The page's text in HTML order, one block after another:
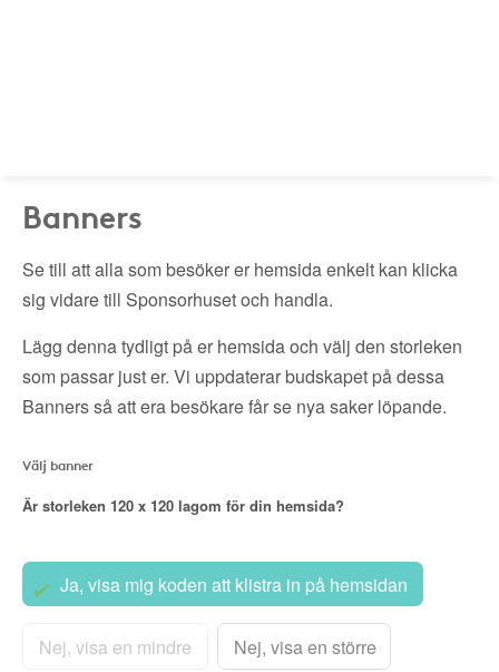
Banners
Se till att alla som besöker er hemsida enkelt kan klicka
sig vidare till Sponsorhuset och handla.
Lägg denna tydligt på er hemsida och välj den storleken
som passar just er. Vi uppdaterar budskapet på dessa
Banners så att era besökare får se nya saker löpande.
Välj banner
Är storleken 120 x 120 lagom för din hemsida?
Ja, visa mig koden att klistra in på hemsidan
Nej, visa en mindre Nej, visa en större